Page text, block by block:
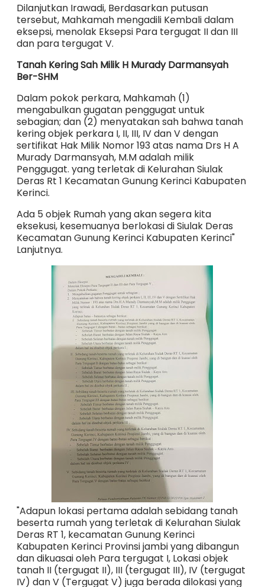
Dilanjutkan Irawadi, Berdasarkan putusan
tersebut, Mahkamah mengadili Kembali dalam
eksepsi, menolak Eksepsi Para tergugat II dan III
dan para tergugat V.
Tanah Kering Sah Milik H Murady Darmansyah
Ber-SHM
Dalam pokok perkara, Mahkamah (1)
mengabulkan gugatan penggugat untuk
sebagian; dan (2) menyatakan sah bahwa tanah
kering objek perkara I, II, III, IV dan V dengan
sertifikat Hak Milik Nomor 193 atas nama Drs H A
Murady Darmansyah, M.M adalah milik
Penggugat. yang terletak di Kelurahan Siulak
Deras Rt 1 Kecamatan Gunung Kerinci Kabupaten
Kerinci.
Ada 5 objek Rumah yang akan segera kita
eksekusi, kesemuanya berlokasi di Siulak Deras
Kecamatan Gunung Kerinci Kabupaten Kerinci"
Lanjutnya.
"Adapun lokasi pertama adalah sebidang tanah
beserta rumah yang terletak di Kelurahan Siulak
Deras RT 1, kecamatan Gunung Kerinci
Kabupaten Kerinci Provinsi jambi yang dibangun
dan dikuasai oleh Para tergugat I, Lokasi objek
tanah II (tergugat II), III (tergugat III), IV (tergugat
IV) dan V (Tergugat V) juga berada dilokasi yang